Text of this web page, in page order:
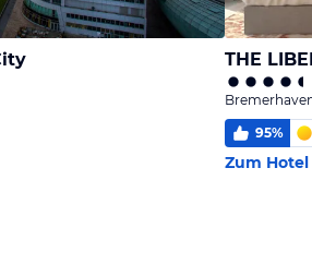
95%
Zum Hotel